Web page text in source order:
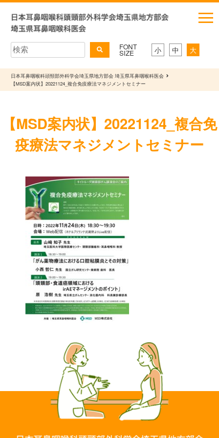
FONT
SIZE 小 中 大
日本耳鼻咽喉科頭頸部外科学会埼玉県地方部会 埼玉県耳鼻咽喉科医会
【MSD案内状】20221124_複合免疫療法マネジメントセミナー
【MSD案内状】20221124_複合免
疫療法マネジメントセミナー